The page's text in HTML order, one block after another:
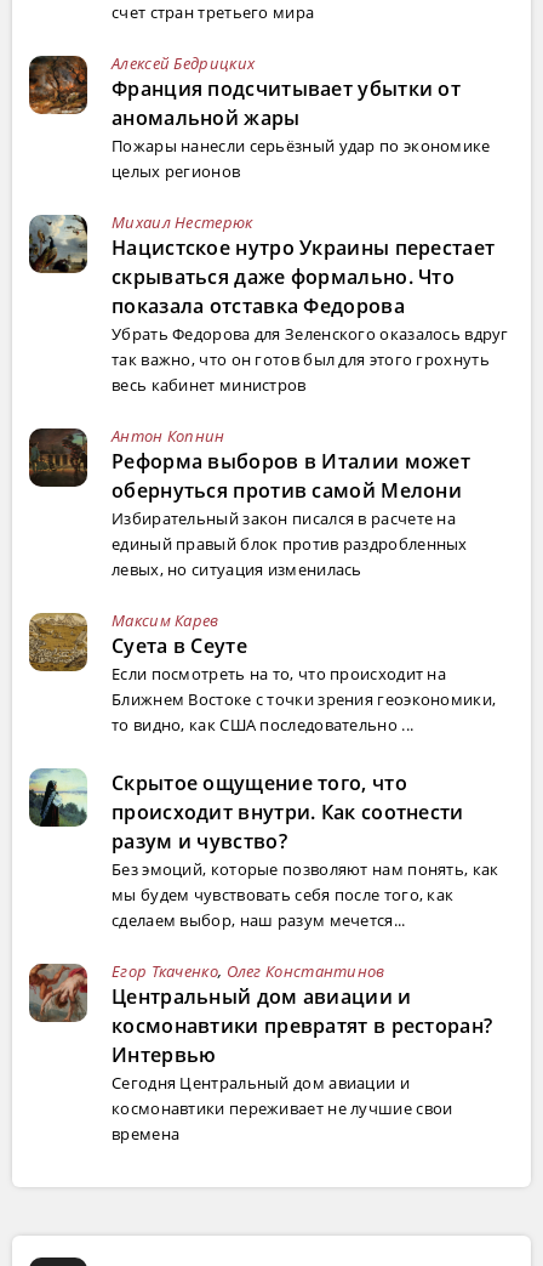
счет стран третьего мира
Алексей Бедрицких
Франция подсчитывает убытки от
аномальной жары
Пожары нанесли серьёзный удар по экономике
целых регионов
Михаил Нестерюк
Нацистское нутро Украины перестает
скрываться даже формально. Что
показала отставка Федорова
Убрать Федорова для Зеленского оказалось вдруг
так важно, что он готов был для этого грохнуть
весь кабинет министров
Антон Копнин
Реформа выборов в Италии может
обернуться против самой Мелони
Избирательный закон писался в расчете на
единый правый блок против раздробленных
левых, но ситуация изменилась
Максим Карев
Суета в Сеуте
Если посмотреть на то, что происходит на
Ближнем Востоке с точки зрения геоэкономики,
то видно, как США последовательно ...
Скрытое ощущение того, что
происходит внутри. Как соотнести
разум и чувство?
Без эмоций, которые позволяют нам понять, как
мы будем чувствовать себя после того, как
сделаем выбор, наш разум мечется...
Егор Ткаченко, Олег Константинов
Центральный дом авиации и
космонавтики превратят в ресторан?
Интервью
Сегодня Центральный дом авиации и
космонавтики переживает не лучшие свои
времена